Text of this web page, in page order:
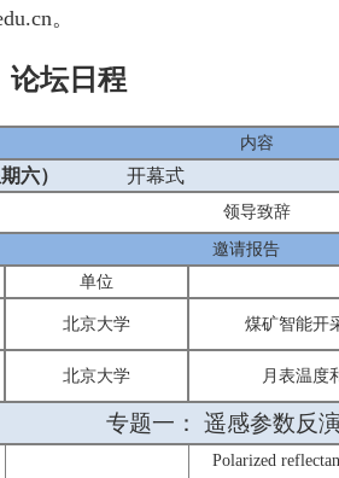
。
论坛日程
内容
六） 开幕式
领导致辞
邀请报告
单位
北京大学 煤矿智能开
北京大学 月表温度
专题一： 遥感参数反
Polarized